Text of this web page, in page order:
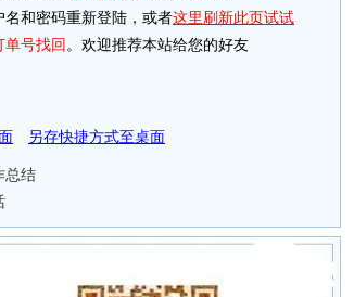
名和密码重新登陆，或者这里刷新此页试试
单号找回 。欢迎推荐本站给您的好友
另存快捷方式至桌面
总结